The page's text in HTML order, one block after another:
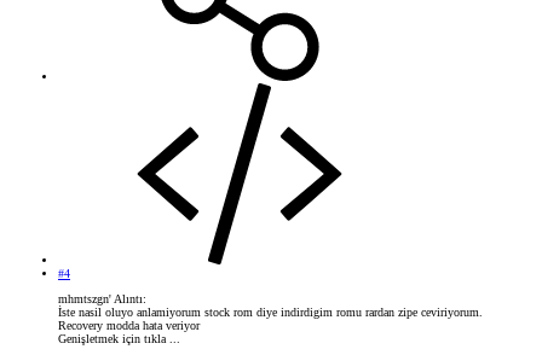
#4
mhmtszgn' Alıntı:
İste nasil oluyo anlamiyorum stock rom diye indirdigim romu rardan zipe ceviriyorum.
Recovery modda hata veriyor
Genişletmek için tıkla ...